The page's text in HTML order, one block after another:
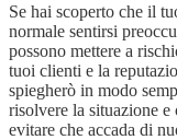
Se hai scoperto che il
normale sentirsi
possono mettere a
tuoi clienti e la
spiegherò in modo
risolvere la situazione
evitare che accada di